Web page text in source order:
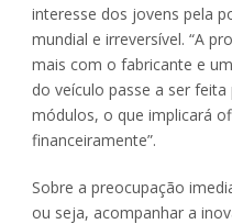
interesse dos jovens pela
mundial e irreversível. “A
mais com o fabricante e
do veículo passe a ser
módulos, o que implicará
financeiramente”.
Sobre a preocupação
ou seja, acompanhar a